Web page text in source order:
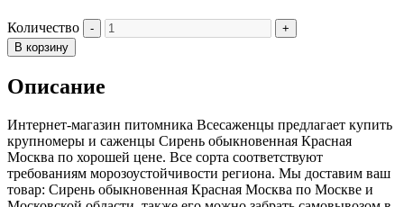
Количество
В корзину
Описание
Интернет-магазин питомника Всесаженцы предлагает купить
крупномеры и саженцы Сирень обыкновенная Красная
Москва по хорошей цене. Все сорта соответствуют
требованиям морозоустойчивости региона. Мы доставим ваш
товар: Сирень обыкновенная Красная Москва по Москве и